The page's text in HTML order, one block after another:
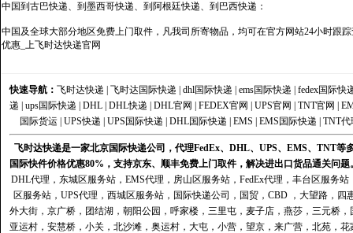
中国到古巴快递、到墨西哥快递、到阿根廷快递、到巴西快递：
中国及全球大部分地区免费上门取件，凡我司所寄物品，均可在官方网站24小时跟
优惠_上飞时达快递官网
快速导航： 飞时达快递 飞时达国际快递 dhl国际快递 ems国际快递
fedex国际快
递
ups国际快递 DHL DHL快递 DHL官网 FEDEX官网 UPS官网 TNT官网
国际货运| UPS快递 UPS国际快递 DHL国际快递 EMS EMS国际快递 TNT代
飞时达快递是一家北京国际快递公司，代理FedEx、DHL、UPS、EMS、TNT
国际快件价格优惠80%，支持京东、顺丰免费上门取件，解决进出口货品通关问题
DHL代理 ， 东城区服务站 ， EMS代理 ， 房山区服务站 ， FedEx代理 ， 丰台区服务站
区服务站， UPS代理 ， 西城区服务站， 国际快递公司 ，国贸，CBD ，大望路，
外大街，京广桥，团结湖，朝阳公园，呼家楼，三里屯，麦子店，燕莎，三元桥
亚运村，安慧桥，小关，北沙滩，奥运村，大屯，小营，望京，来广营，北苑，